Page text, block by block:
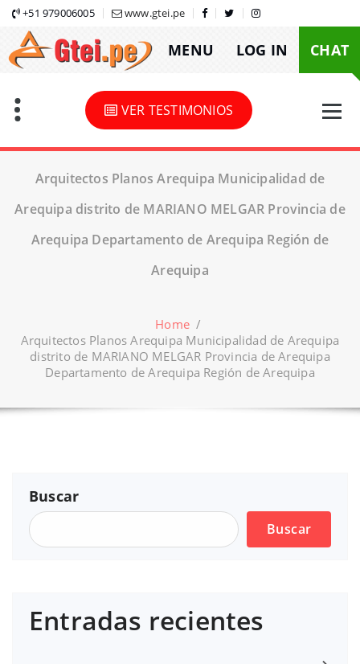
Skip
content
+51 979006005 www.gtei.pe
MENU LOG IN CHAT
VER TESTIMONIOS
Arquitectos Planos Arequipa Municipalidad de
Arequipa distrito de MARIANO MELGAR Provincia de
Arequipa Departamento de Arequipa Región de
Arequipa
Home /
Arquitectos Planos Arequipa Municipalidad de Arequipa
distrito de MARIANO MELGAR Provincia de Arequipa
Departamento de Arequipa Región de Arequipa
Buscar
Buscar
Entradas recientes